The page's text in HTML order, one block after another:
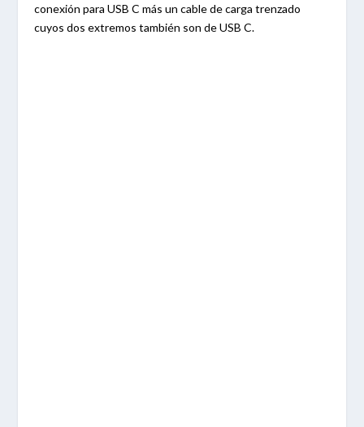
conexión para USB C más un cable de carga trenzado
cuyos dos extremos también son de USB C.